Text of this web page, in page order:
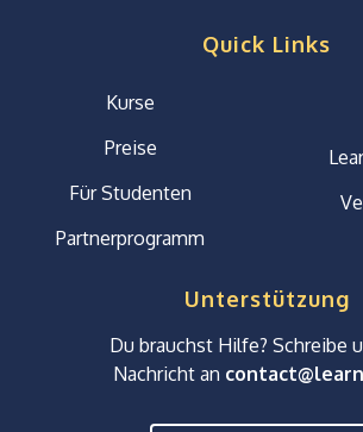
Quick Links
Kurse
Preise
Für Studenten
Partnerprogramm
Unterstützung
Du brauchst Hilfe? Schreibe
Nachricht an